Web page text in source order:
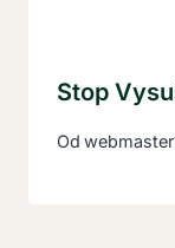
Stop
Od